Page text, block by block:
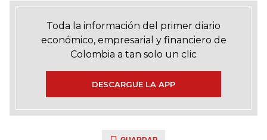
Toda la información del primer diario
económico, empresarial y financiero de
Colombia a tan solo un clic
DESCARGUE LA APP